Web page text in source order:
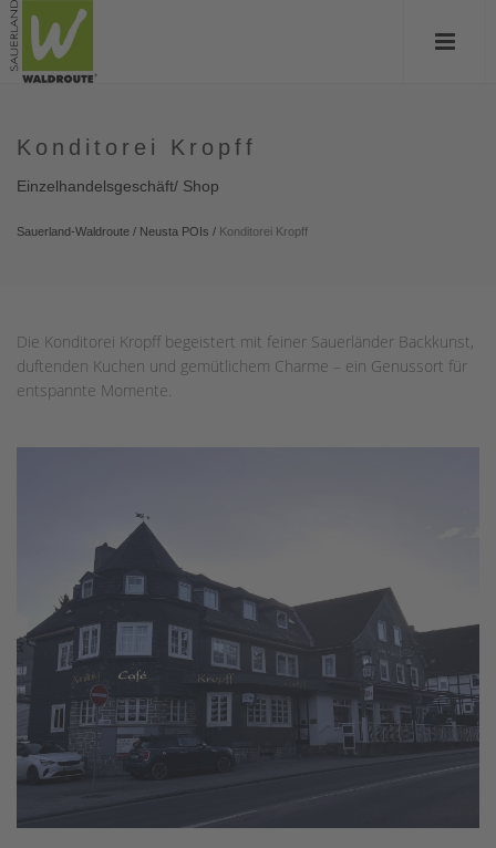
Konditorei Kropff
Einzelhandelsgeschäft/ Shop
Sauerland-Waldroute / Neusta POIs / Konditorei Kropff
Die Konditorei Kropff begeistert mit feiner Sauerländer Backkunst,
duftenden Kuchen und gemütlichem Charme – ein Genussort für
entspannte Momente.